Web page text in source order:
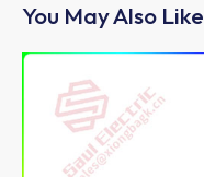
You May Also Like